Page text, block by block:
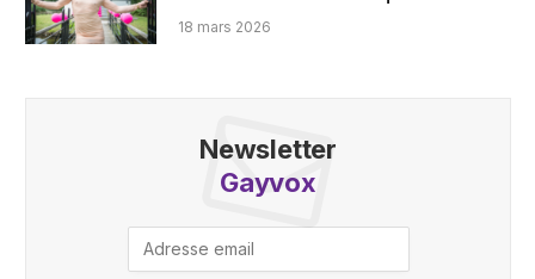
18 mars 2026
Newsletter
Gayvox